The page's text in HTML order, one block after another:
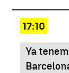
17:10
Ya